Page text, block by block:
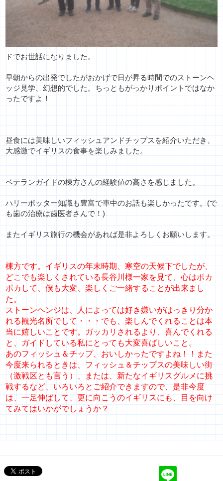
ドでお世話になりました。
早朝からの出発でしたがおかげで日が昇る時間でのストーンヘ
ッジ 見学、幻想的でした。 ちっともがっかりポイントではなか
ったですよ！
昼食には美味しいフィッシュアンドチップスを紹介いただき、
大感激でイギリスの食事を楽しみました。
ベテランガイドの棟方さんの経験値の高さを感じました。
ハリーポッター知識も豊富で車中のお話も楽しかったです。(で
も歯の治療は歯医者さんで！)
またイギリス旅行の機会があれば是非よろしくお願いします。
棟方です。イギリスの年末時期、寒空の天候下でしたが、
どこでも楽しくされている長谷川様一家を見て、心はポカ
ポカして、僕も大変、楽しくご一緒することが出来まし
た。
ストーンヘンジは、人によっては好き嫌いがはっきり分か
れる観光名所でして・・・でも、楽しんでくれることは本
当に嬉しいことです。ガッカリされるより、喜んでくれる
と、ガイドしている私にとっても大変喜ばしいこと。
あのフィッシュ＆チップ、おいしかったですよね！！また
今度来られるときは、フィッシュ＆チップスの美味しい街
（激戦区とも言う）、または、新たなイギリスグルメに挑
戦するなど、いろいろとご紹介できますので、是非今度
は、一足伸ばして、更に向こうのイギリスにも、目を向け
てみてはいかがでしょうか？